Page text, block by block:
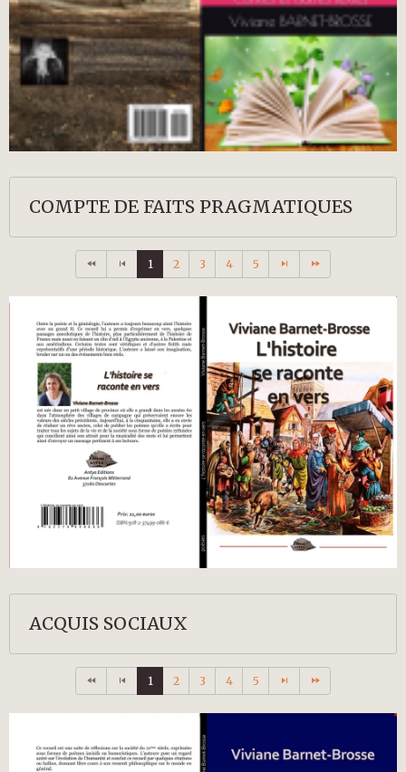
COMPTE DE FAITS PRAGMATIQUES
1 2 3 4 5
ACQUIS SOCIAUX
1 2 3 4 5